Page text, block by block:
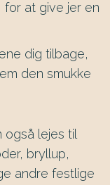
at give jer en
dig tilbage,
den smukke
lejes til
bryllup,
andre festlige